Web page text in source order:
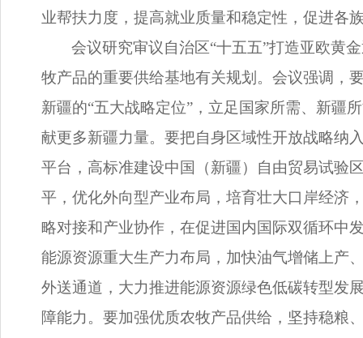
业帮扶力度，提高就业质量和稳定性，促进各
会议研究审议自治区“十五五”打造亚欧黄
牧产品的重要供给基地有关规划。会议强调，
新疆的“五大战略定位”，立足国家所需、新疆
献更多新疆力量。要把自身区域性开放战略纳
平台，高标准建设中国（新疆）自由贸易试验
平，优化外向型产业布局，培育壮大口岸经济
略对接和产业协作，在促进国内国际双循环中
能源资源重大生产力布局，加快油气增储上产
外送通道，大力推进能源资源绿色低碳转型发
障能力。要加强优质农牧产品供给，坚持稳粮